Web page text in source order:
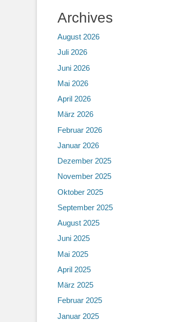
Archives
August 2026
Juli 2026
Juni 2026
Mai 2026
April 2026
März 2026
Februar 2026
Januar 2026
Dezember 2025
November 2025
Oktober 2025
September 2025
August 2025
Juni 2025
Mai 2025
April 2025
März 2025
Februar 2025
Januar 2025